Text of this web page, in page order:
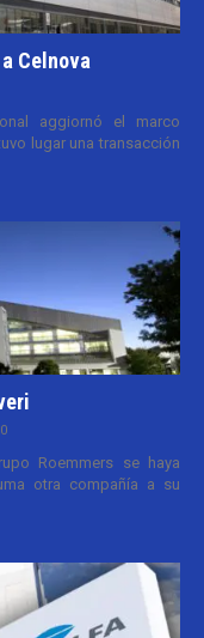
Celnova
aggiornó el marco
lugar una transacción
Roemmers se haya
otra compañía a su